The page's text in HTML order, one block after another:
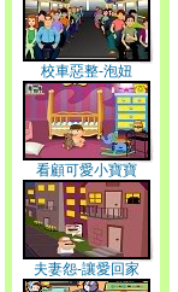
校車惡整-泡妞
看顧可愛小寶寶
夫妻怨-讓愛回家